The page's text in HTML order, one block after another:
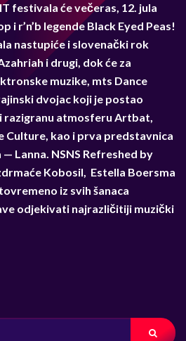
festivala će večeras, 12. jula
i r’n’b legende Black Eyed Peas!
nastupiće i slovenački rok
i drugi, dok će za
muzike, mts Dance
dvojac koji je postao
razigranu atmosferu Artbat,
Culture, kao i prva predstavnica
— Lanna. NSNS Refreshed by
Kobosil, Estella Boersma
iz svih šanaca
odjekivati najrazličitiji muzički